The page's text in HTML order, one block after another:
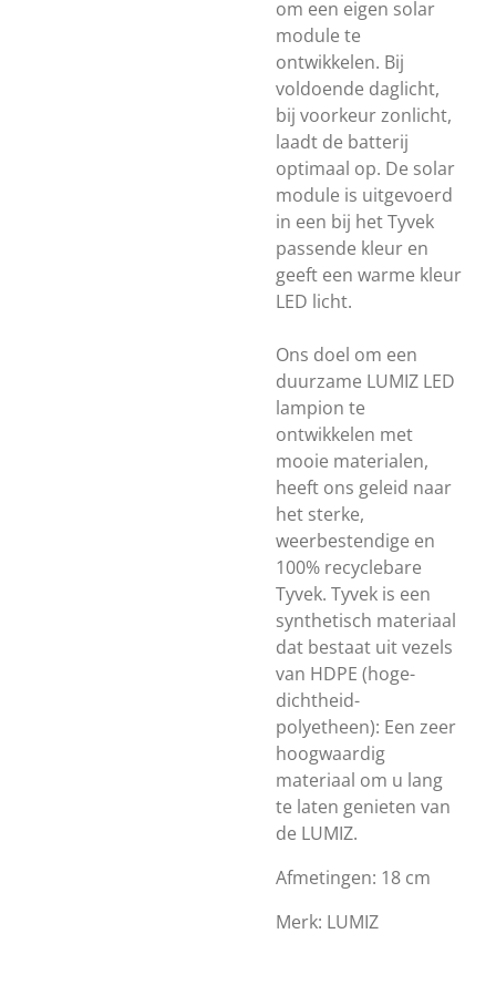
om een eigen solar
module te
ontwikkelen. Bij
voldoende daglicht,
bij voorkeur zonlicht,
laadt de batterij
optimaal op. De solar
module is uitgevoerd
in een bij het Tyvek
passende kleur en
geeft een warme kleur
LED licht.
Ons doel om een
duurzame LUMIZ LED
lampion te
ontwikkelen met
mooie materialen,
heeft ons geleid naar
het sterke,
weerbestendige en
100% recyclebare
Tyvek. Tyvek is een
synthetisch materiaal
dat bestaat uit vezels
van HDPE (hoge-
dichtheid-
polyetheen): Een zeer
hoogwaardig
materiaal om u lang
te laten genieten van
de LUMIZ.
Afmetingen: 18 cm
Merk: LUMIZ